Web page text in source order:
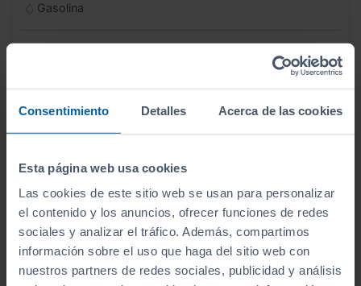
Consentimiento Detalles Acerca de las cookies
Esta página web usa cookies
Las cookies de este sitio web se usan para personalizar
el contenido y los anuncios, ofrecer funciones de redes
sociales y analizar el tráfico. Además, compartimos
información sobre el uso que haga del sitio web con
nuestros partners de redes sociales, publicidad y análisis
Gasolina